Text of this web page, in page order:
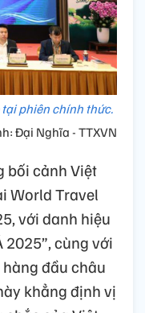
phiên chính thức.
Đại Nghĩa - TTXVN
bối cảnh Việt
World Travel
với danh hiệu
2025”, cùng với
đầu châu
khẳng định vị